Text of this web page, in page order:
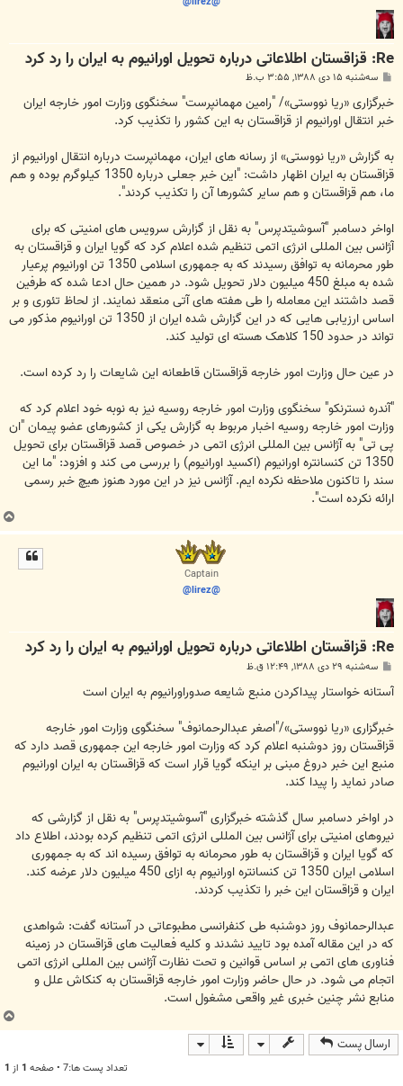
Re: قزاقستان اطلاعاتی درباره تحویل اورانیوم به ایران را رد کرد
ت
سه‌شنبه ۱۵ دی ۱۳۸۸, ۳:۵۵ ب.ظ
خبرگزاری «ریا نووستی»/ "رامین مهمانپرست" سخنگوی وزارت امور خارجه ایران
خبر انتقال اورانیوم از قزاقستان به این کشور را تکذیب کرد.
به گزارش «ریا نووستی» از رسانه های ایران، مهمانپرست درباره انتقال اورانیوم از
قزاقستان به ایران اظهار داشت: "این خبر جعلی درباره 1350 کیلوگرم بوده و هم
ما، هم قزاقستان و هم سایر کشورها آن را تکذیب کردند".
اواخر دسامبر "آسوشیتدپرس" به نقل از گزارش سرویس های امنیتی که برای
آژانس بین المللی انرژی اتمی تنظیم شده اعلام کرد که گویا ایران و قزاقستان به
طور محرمانه به توافق رسیدند که به جمهوری اسلامی 1350 تن اورانیوم پرعیار
شده به مبلغ 450 میلیون دلار تحویل شود. در همین حال ادعا شده که طرفین
قصد داشتند این معامله را طی هفته های آتی منعقد نمایند. از لحاظ تئوری و بر
اساس ارزیابی هایی که در این گزارش شده ایران از 1350 تن اورانیوم مذکور می
تواند در حدود 150 کلاهک هسته ای تولید کند.
در عین حال وزارت امور خارجه قزاقستان قاطعانه این شایعات را رد کرده است.
"آندره نسترنکو" سخنگوی وزارت امور خارجه روسیه نیز به نوبه خود اعلام کرد که
وزارت امور خارجه روسیه اخبار مربوط به گزارش یکی از کشورهای عضو پیمان "ان
پی تی" به آژانس بین المللی انرژی اتمی در خصوص قصد قزاقستان برای تحویل
1350 تن کنسانتره اورانیوم (اکسید اورانیوم) را بررسی می کند و افزود: "ما این
سند را تاکنون ملاحظه نکرده ایم. آژانس نیز در این مورد هنوز هیچ خبر رسمی
ارائه نکرده است".
Captain
@lirez@
Re: قزاقستان اطلاعاتی درباره تحویل اورانیوم به ایران را رد کرد
ت
سه‌شنبه ۲۹ دی ۱۳۸۸, ۱۲:۴۹ ق.ظ
آستانه خواستار پیداکردن منبع شایعه صدوراورانیوم به ایران است
خبرگزاری «ریا نووستی»/"اصغر عبدالرحمانوف" سخنگوی وزارت امور خارجه
قزاقستان روز دوشنبه اعلام کرد که وزارت امور خارجه این جمهوری قصد دارد که
منبع این خبر دروغ مبنی بر اینکه گویا قرار است که قزاقستان به ایران اورانیوم
صادر نماید را پیدا کند.
در اواخر دسامبر سال گذشته خبرگزاری "آسوشیتدپرس" به نقل از گزارشی که
نیروهای امنیتی برای آژانس بین المللی انرژی اتمی تنظیم کرده بودند، اطلاع داد
که گویا ایران و قزاقستان به طور محرمانه به توافق رسیده اند که به جمهوری
اسلامی ایران 1350 تن کنسانتره اورانیوم به ازای 450 میلیون دلار عرضه کند.
ایران و قزاقستان این خبر را تکذیب کردند.
عبدالرحمانوف روز دوشنبه طی کنفرانسی مطبوعاتی در آستانه گفت: شواهدی
که در این مقاله آمده بود تایید نشدند و کلیه فعالیت های قزاقستان در زمینه
فناوری های اتمی بر اساس قوانین و تحت نظارت آژانس بین المللی انرژی اتمی
اتجام می شود. در حال حاضر وزارت امور خارجه قزاقستان به کنکاش علل و
منابع نشر چنین خبری غیر واقعی مشغول است.
ارسال پست
تعداد پست ها:7 • صفحه 1 از 1